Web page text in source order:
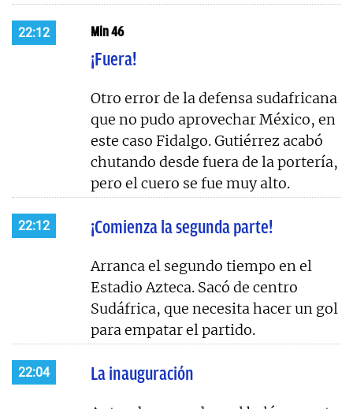
22:12 Min 46
¡Fuera!
Otro error de la defensa sudafricana
que no pudo aprovechar México, en
este caso Fidalgo. Gutiérrez acabó
chutando desde fuera de la portería,
pero el cuero se fue muy alto.
22:12 ¡Comienza la segunda parte!
Arranca el segundo tiempo en el
Estadio Azteca. Sacó de centro
Sudáfrica, que necesita hacer un gol
para empatar el partido.
22:04 La inauguración